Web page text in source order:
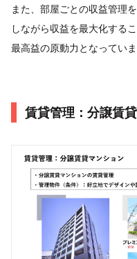
また、部屋ごとの収益管理
しながら収益を最大化する
最高益の原動力となっていま
賃貸管理：分譲賃